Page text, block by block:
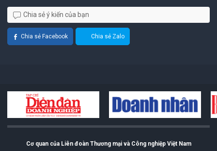
Chia sẻ ý kiến của bạn
Chia sẻ Facebook Chia sẻ Zalo
Cơ quan của Liên đoàn Thương mại và Công nghiệp Việt Nam